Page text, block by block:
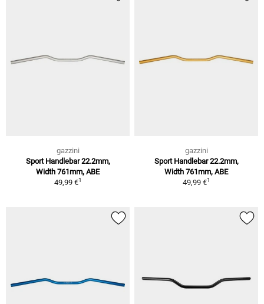
gazzini
Sport Handlebar 22.2mm,
Width 761mm, ABE
49,99 €1
gazzini
Sport Handlebar 22.2mm,
Width 761mm, ABE
49,99 €1